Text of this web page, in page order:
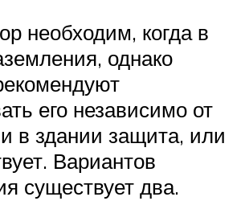
необходим, когда в
однако
его независимо от
в здании защита, или
Вариантов
существует два.